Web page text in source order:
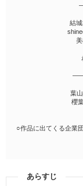
結
――
葉
櫻
○作品に出てくる企業
あらすじ